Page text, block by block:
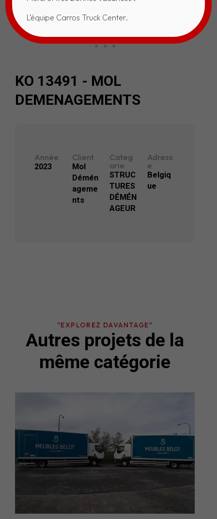
KO 13491 - MOL
DEMENAGEMENTS
Année
2023
Client
Mol
Démén
ageme
nts
Categ
orie
STRUC
TURES
DÉMÉN
AGEUR
Adress
e
Belgiq
ue
"EXPLOREZ DAVANTAGE"
Autres projets de la
même catégorie
L’équipe Carros Truck Center.